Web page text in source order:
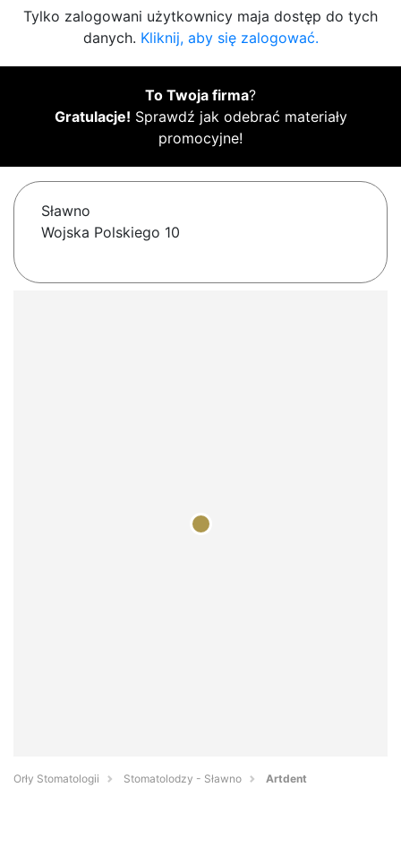
Tylko zalogowani użytkownicy maja dostęp do tych
danych. Kliknij, aby się zalogować.
To Twoja firma?
Gratulacje! Sprawdź jak odebrać materiały
promocyjne!
Sławno
Wojska Polskiego 10
Orły Stomatologii Stomatolodzy - Sławno Artdent